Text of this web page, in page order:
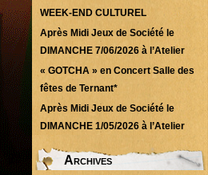
WEEK-END CULTUREL
Après Midi Jeux de Société le
DIMANCHE 7/06/2026 à l’Atelier
« GOTCHA » en Concert Salle des
fêtes de Ternant*
Après Midi Jeux de Société le
DIMANCHE 1/05/2026 à l’Atelier
Archives